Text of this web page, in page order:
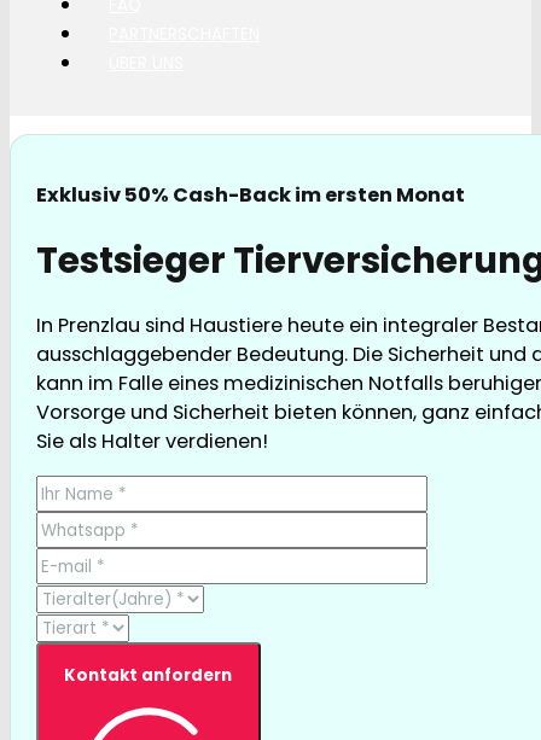
Exklusiv 50% Cash-Back im ersten Monat
Testsieger
In Prenzlau sind Haustiere heute ein integraler
ausschlaggebender Bedeutung. Die Sicherheit und
kann im Falle eines medizinischen Notfalls
Vorsorge und Sicherheit bieten können, ganz
Sie als Halter verdienen!
Kontakt anfordern